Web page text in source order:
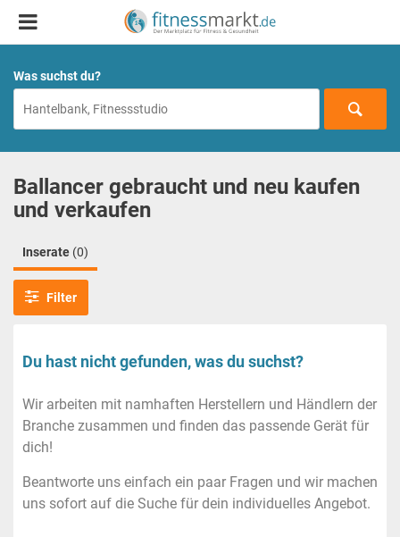
Was suchst du?
Ballancer gebraucht und neu kaufen
und verkaufen
Inserate (0)
Filter
Du hast nicht gefunden, was du suchst?
Wir arbeiten mit namhaften Herstellern und Händlern der
Branche zusammen und finden das passende Gerät für
dich!
Beantworte uns einfach ein paar Fragen und wir machen
uns sofort auf die Suche für dein individuelles Angebot.